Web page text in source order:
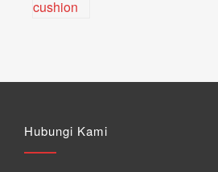
Hubungi Kami